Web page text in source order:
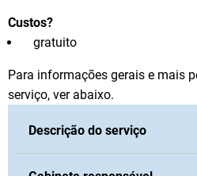
Custos?
gratuito
Para informações gerais e mais
serviço, ver abaixo.
Descrição do serviço